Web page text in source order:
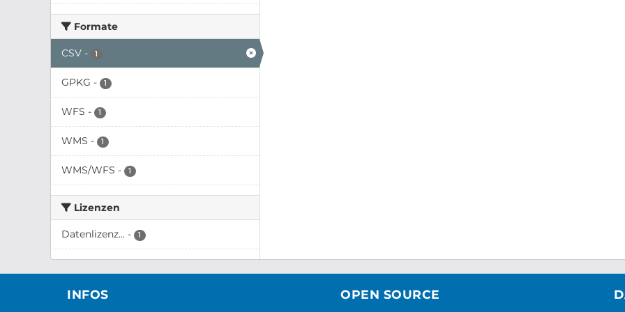
Formate
CSV - 1
GPKG - 1
WFS - 1
WMS - 1
WMS/WFS - 1
Lizenzen
Datenlizenz... - 1
INFOS OPEN SOURCE